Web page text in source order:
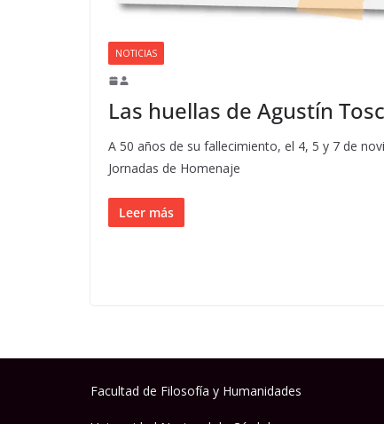
NOTICIAS
Las huellas de Agustín
A 50 años de su fallecimiento, el 4, 5 y 7 de
Jornadas de Homenaje
Leer más
Facultad de Filosofía y Humanidades